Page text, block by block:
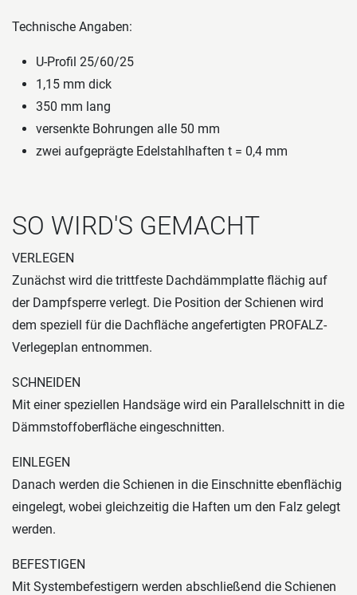
Technische Angaben:
U-Proﬁl 25/60/25
1,15 mm dick
350 mm lang
versenkte Bohrungen alle 50 mm
zwei aufgeprägte Edelstahlhaften t = 0,4 mm
SO WIRD'S GEMACHT
VERLEGEN
Zunächst wird die trittfeste Dachdämmplatte ﬂächig auf
der Dampfsperre verlegt. Die Position der Schienen wird
dem speziell für die Dachﬂäche angefertigten PROFALZ-
Verlegeplan entnommen.
SCHNEIDEN
Mit einer speziellen Handsäge wird ein Parallelschnitt in die
Dämmstoffoberﬂäche eingeschnitten.
EINLEGEN
Danach werden die Schienen in die Einschnitte ebenﬂächig
eingelegt, wobei gleichzeitig die Haften um den Falz gelegt
werden.
BEFESTIGEN
Mit Systembefestigern werden abschließend die Schienen